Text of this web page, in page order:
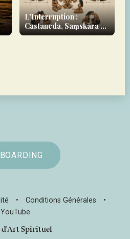
L’Interruption :
Castaneda, Saṃskāra &
la Yoginī comme agente
• Conditions Générales
•
YouTube
d'Art Spirituel